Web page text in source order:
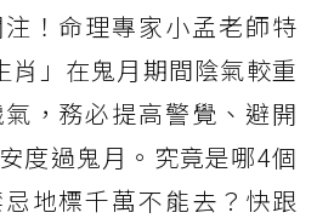
！命理專家小孟老師特
肖」在鬼月期間陰氣較重
，務必提高警覺、避開
度過鬼月。究竟是哪4個
地標千萬不能去？快跟